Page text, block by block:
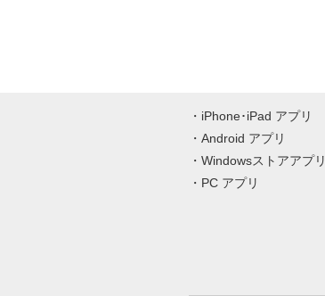
iPhone･iPad アプリ
Android アプリ
Windowsストアアプリ
PC アプリ